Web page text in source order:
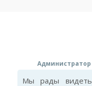
Администратор
Мы рады